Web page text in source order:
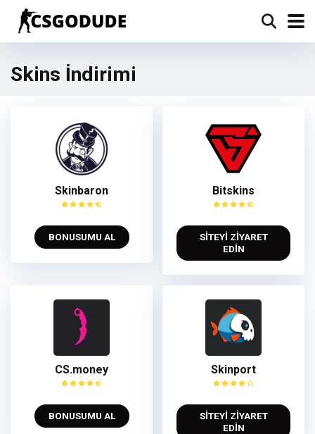
Skins İndirimi
Skinbaron
BONUSUMU AL
Bitskins
SİTEYİ ZİYARET
EDİN
CS.money
BONUSUMU AL
Skinport
SİTEYİ ZİYARET
EDİN